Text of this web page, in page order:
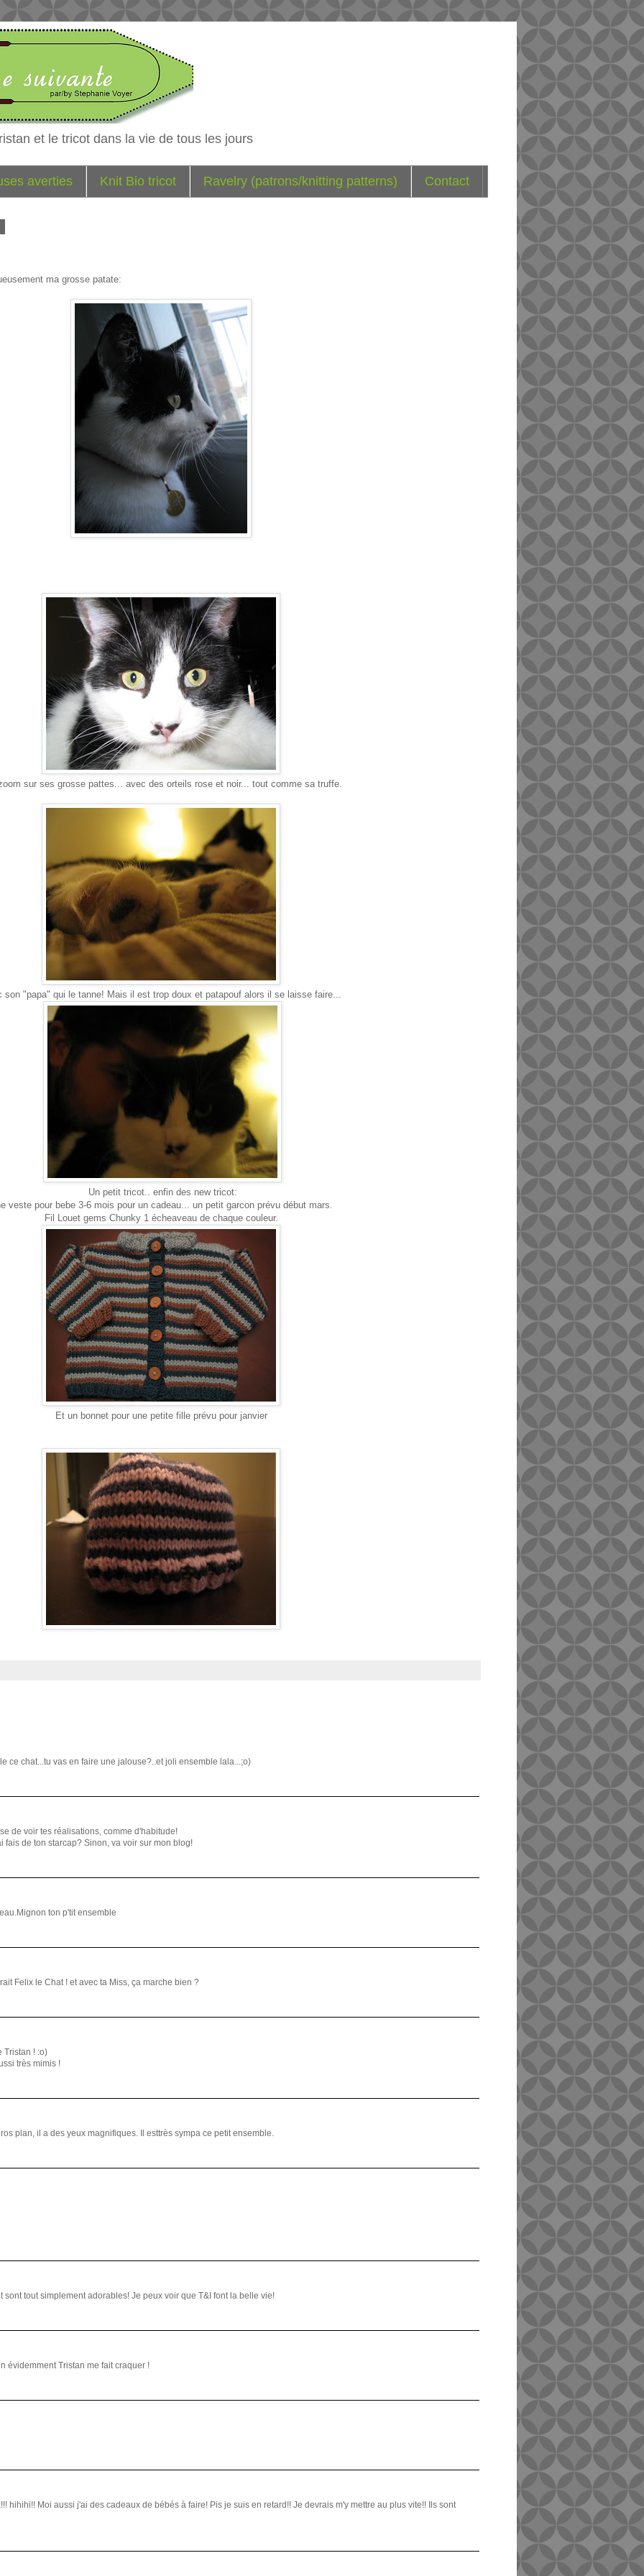
et le tricot dans la vie de tous les jours
averties Knit Bio tricot Ravelry (patrons/knitting patterns) Contact
ma grosse patate:
sur ses grosse pattes... avec des orteils rose et noir... tout comme sa truffe.
son "papa" qui le tanne! Mais il est trop doux et patapouf alors il se laisse faire...
Un petit tricot.. enfin des new tricot:
veste pour bebe 3-6 mois pour un cadeau... un petit garcon prévu début mars.
Fil Louet gems Chunky 1 écheaveau de chaque couleur.
Et un bonnet pour une petite fille prévu pour janvier
ce chat...tu vas en faire une jalouse?..et joli ensemble lala...;o)
de voir tes réalisations, comme d'habitude!
fais de ton starcap? Sinon, va voir sur mon blog!
ton p'tit ensemble
Felix le Chat ! et avec ta Miss, ça marche bien ?
Tristan ! :o)
très mimis !
plan, il a des yeux magnifiques. Il esttrès sympa ce petit ensemble.
sont tout simplement adorables! Je peux voir que T&I font la belle vie!
évidemment Tristan me fait craquer !
hihihi!! Moi aussi j'ai des cadeaux de bébés à faire! Pis je suis en retard!! Je devrais m'y mettre au plus vite!! Ils sont